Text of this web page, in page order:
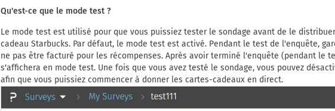
Qu'est-ce que le mode test ?
Le mode test est utilisé pour que vous puissiez tester le sondage avant de le
cadeau Starbucks. Par défaut, le mode test est activé. Pendant le test de l'enquête,
ne pas être facturé pour les récompenses. Après avoir terminé l'enquête (pendant le
s'affichera en mode test. Une fois que vous avez testé le sondage, vous pouvez
afin que vous puissiez commencer à donner les cartes-cadeaux en direct.